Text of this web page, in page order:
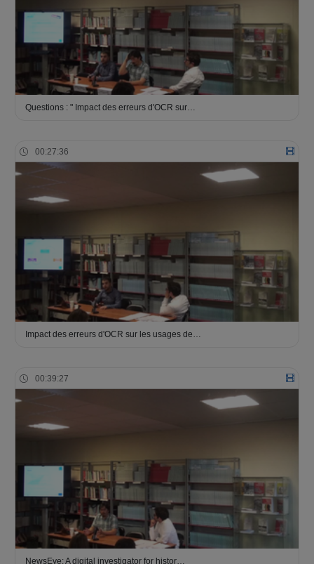
Questions : " Impact des erreurs d'OCR sur…
00:27:36
Impact des erreurs d'OCR sur les usages de…
00:39:27
NewsEye: A digital investigator for histor…